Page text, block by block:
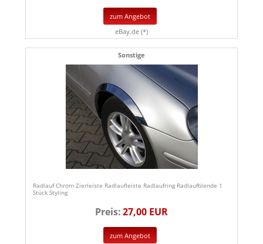
zum Angebot
eBay.de (*)
Sonstige
Radlauf Chrom Zierleiste Radlaufleiste Radlaufring Radlaufblende 1
Stück Styling
Preis:27,00 EUR
zum Angebot